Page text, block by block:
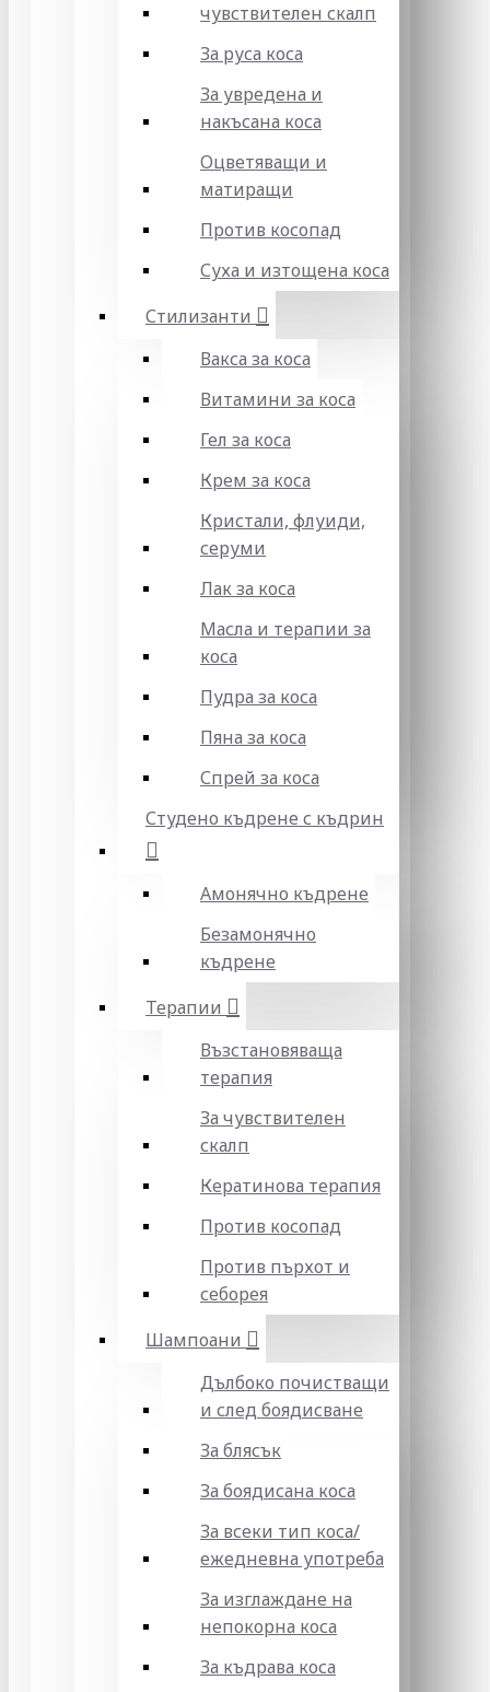
чувствителен скалп
За руса коса
За увредена и
накъсана коса
Оцветяващи и
матиращи
Против косопад
Суха и изтощена коса
Стилизанти
Вакса за коса
Витамини за коса
Гел за коса
Крем за коса
Кристали, флуиди,
серуми
Лак за коса
Масла и терапии за
коса
Пудра за коса
Пяна за коса
Спрей за коса
Студено къдрене с къдрин
Амонячно къдрене
Безамонячно
къдрене
Терапии
Възстановяваща
терапия
За чувствителен
скалп
Кератинова терапия
Против косопад
Против пърхот и
себорея
Шампоани
Дълбоко почистващи
и след боядисване
За блясък
За боядисана коса
За всеки тип коса/
ежедневна употреба
За изглаждане на
непокорна коса
За къдрава коса